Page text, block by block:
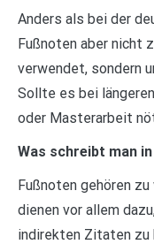
Anders als bei der
Fußnoten aber nicht
verwendet, sondern
Sollte es bei
oder Masterarbeit
Was schreibt man
Fußnoten gehören
dienen vor allem
indirekten Zitaten zu